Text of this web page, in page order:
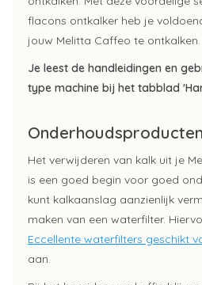
flacons ontkalker heb je
jouw Melitta Caffeo te ontkalken.
Je leest de handleidingen en
type machine bij het tabblad
Het verwijderen van kalk uit je
is een goed begin voor goed
kunt kalkaanslag aanzienlijk
maken van een waterfilter.
Eccellente waterfilters geschikt
aan.